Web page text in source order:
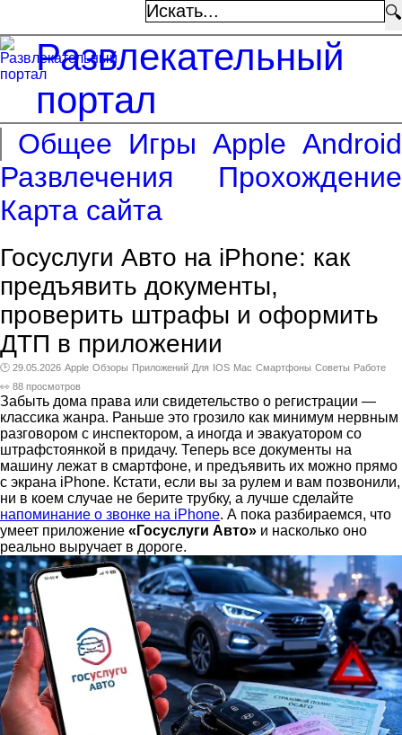
🔍
Развлекательный
портал
Общее Игры Apple Android
Развлечения
Прохождение
Карта сайта
Госуслуги Авто на iPhone: как
предъявить документы,
проверить штрафы и оформить
ДТП в приложении
🕑 29.05.2026 Apple Обзоры Приложений Для IOS Mac Смартфоны Советы Работе
👀 88 просмотров
Забыть дома права или свидетельство о регистрации —
классика жанра. Раньше это грозило как минимум нервным
разговором с инспектором, а иногда и эвакуатором со
штрафстоянкой в придачу. Теперь все документы на
машину лежат в смартфоне, и предъявить их можно прямо
с экрана iPhone. Кстати, если вы за рулем и вам позвонили,
ни в коем случае не берите трубку, а лучше сделайте
напоминание о звонке на iPhone. А пока разбираемся, что
умеет приложение «Госуслуги Авто» и насколько оно
реально выручает в дороге.